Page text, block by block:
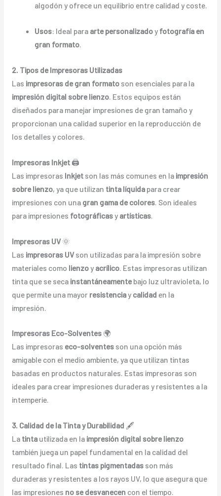
algodón y ofrece un equilibrio entre calidad y coste.
Usos: Ideal para arte personalizadoy fotografía en
gran formato.
2. Tipos de Impresoras Utilizadas
Las impresoras de gran formatoson esenciales para la
impresión digital sobre lienzo. Estos equipos están
diseñados para manejar impresiones de gran tamaño y
proporcionan una calidad superior en la reproducción de
los detalles y colores.
Impresoras Inkjet🖨️
Las impresoras Inkjetson las más comunes en la impresión
sobre lienzo, ya que utilizan tinta líquidapara crear
impresiones con una gran gama de colores. Son ideales
para impresiones fotográficasy artísticas.
Impresoras UV🌞
Las impresoras UVson utilizadas para la impresión sobre
materiales como lienzoy acrílico. Estas impresoras utilizan
tinta que se seca instantáneamentebajo luz ultravioleta, lo
que permite una mayor resistenciay calidad en la
impresión.
Impresoras Eco-Solventes🌍
Las impresoras eco-solventesson una opción más
amigable con el medio ambiente, ya que utilizan tintas
basadas en productos naturales. Estas impresoras son
ideales para crear impresiones duraderas y resistentes a la
intemperie.
3. Calidad de la Tinta y Durabilidad 🖋️
La tintautilizada en la impresión digital sobre lienzo
también juega un papel fundamental en la calidad del
resultado final. Las tintas pigmentadasson más
duraderas y resistentes a los rayos UV, lo que asegura que
las impresiones no se desvanecen con el tiempo.